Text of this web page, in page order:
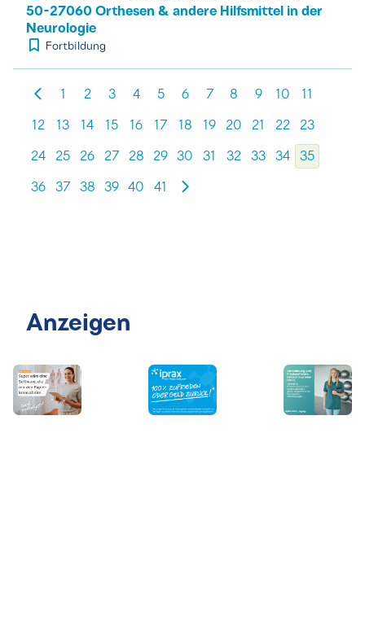
50-27060 Orthesen & andere Hilfsmittel in der
Neurologie
Fortbildung
1 2 3 4 5 6 7 8 9 10 11
12 13 14 15 16 17 18 19 20 21 22 23
24 25 26 27 28 29 30 31 32 33 34 35
36 37 38 39 40 41
Anzeigen